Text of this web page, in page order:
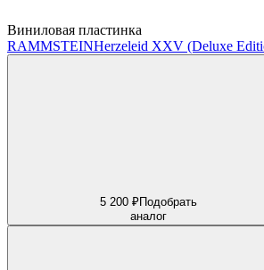
Виниловая пластинка
RAMMSTEINHerzeleid XXV (Deluxe
5 200 ₽Подобрать
аналог